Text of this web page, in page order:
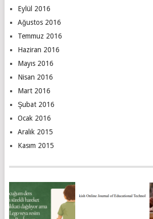
Eylül 2016
Ağustos 2016
Temmuz 2016
Haziran 2016
Mayıs 2016
Nisan 2016
Mart 2016
Şubat 2016
Ocak 2016
Aralık 2015
Kasım 2015